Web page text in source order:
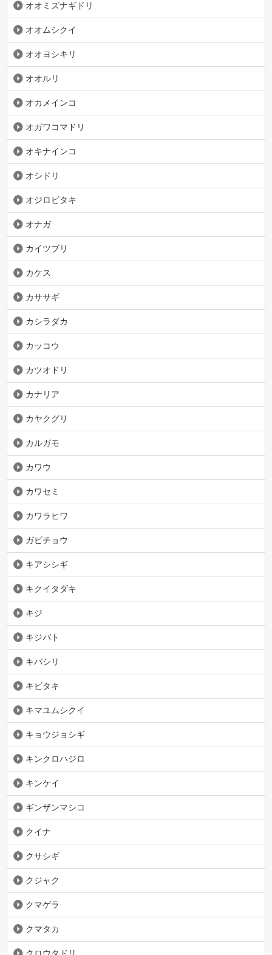
オオミズナギドリ
オオムシクイ
オオヨシキリ
オオルリ
オカメインコ
オガワコマドリ
オキナインコ
オシドリ
オジロビタキ
オナガ
カイツブリ
カケス
カササギ
カシラダカ
カッコウ
カツオドリ
カナリア
カヤクグリ
カルガモ
カワウ
カワセミ
カワラヒワ
ガビチョウ
キアシシギ
キクイタダキ
キジ
キジバト
キバシリ
キビタキ
キマユムシクイ
キョウジョシギ
キンクロハジロ
キンケイ
ギンザンマシコ
クイナ
クサシギ
クジャク
クマゲラ
クマタカ